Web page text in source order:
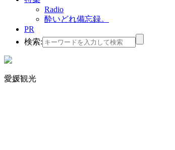
Radio
酔いどれ備忘録。
PR
検索:
愛媛観光